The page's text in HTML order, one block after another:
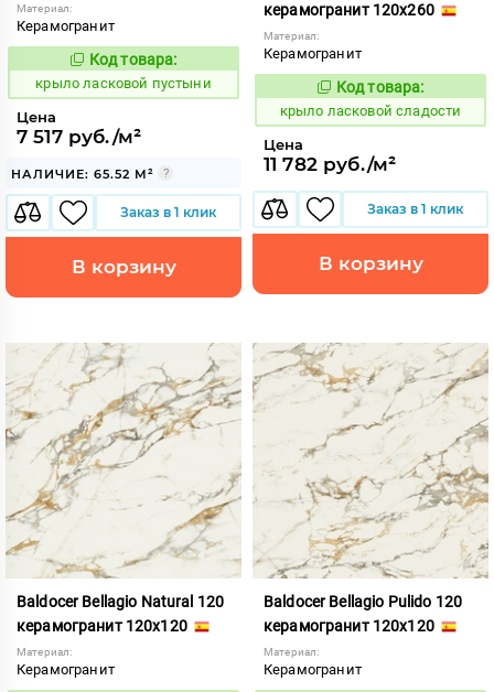
Материал:
Керамогранит
833450
Код товара:
крыло ласковой пустыни
Цена
7 517 руб./м²
НАЛИЧИЕ: 65.52 М²
Заказ в 1 клик
В корзину
керамогранит 120x260
Материал:
Керамогранит
833470
Код товара:
крыло ласковой сладости
Цена
11 782 руб./м²
Заказ в 1 клик
В корзину
Baldocer Bellagio Natural 120
керамогранит 120x120
Материал:
Керамогранит
Baldocer Bellagio Pulido 120
керамогранит 120x120
Материал:
Керамогранит